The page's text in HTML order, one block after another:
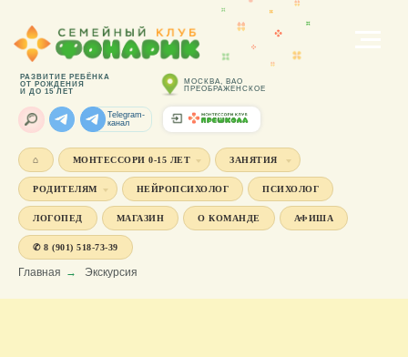
МОСКВА, ВАО
ПРЕОБРАЖЕНСКОЕ
РАЗВИТИЕ РЕБЁНКА
ОТ РОЖДЕНИЯ
И ДО 15 ЛЕТ
Telegram-
канал
⌂ МОНТЕССОРИ 0-15 ЛЕТ ЗАНЯТИЯ
РОДИТЕЛЯМ НЕЙРОПСИХОЛОГ ПСИХОЛОГ
ЛОГОПЕД МАГАЗИН О КОМАНДЕ АФИША
✆ 8 (901) 518-73-39
Главная → Экскурсия